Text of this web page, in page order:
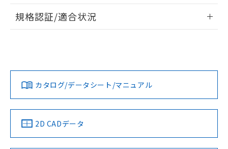
タイムチャート
A: 20mm以上、B: 15mm以上
ログイン/会員登録
ダウンロードデータをご利用いただく前に、以下を必ずお読
みください。
ソフトウェアの使用条件
EU RoHS 注意事項・凡例
対応済み
中国 RoHS 注意事項・凡例
規格認証/適合状況
LR型式承認
（イギリス
船舶規格）
DNV型式承認
（ノルウェー
BV型式承認
（フランス
KR型式
（韓国
No No No No
カタログ/データシート/マニュアル
2D CADデータ